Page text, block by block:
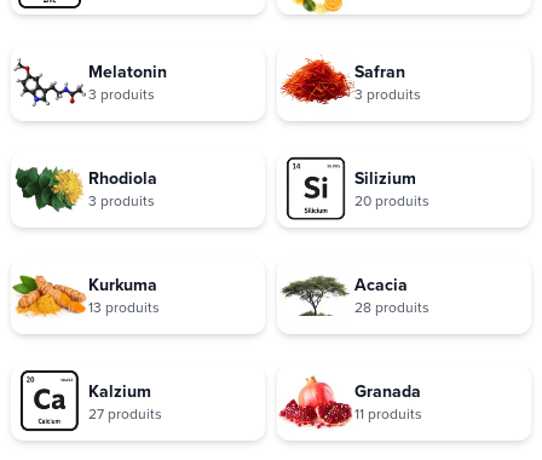
Melatonin
3 produits
Safran
3 produits
Rhodiola
3 produits
Silizium
20 produits
Kurkuma
13 produits
Acacia
28 produits
Kalzium
27 produits
Granada
11 produits